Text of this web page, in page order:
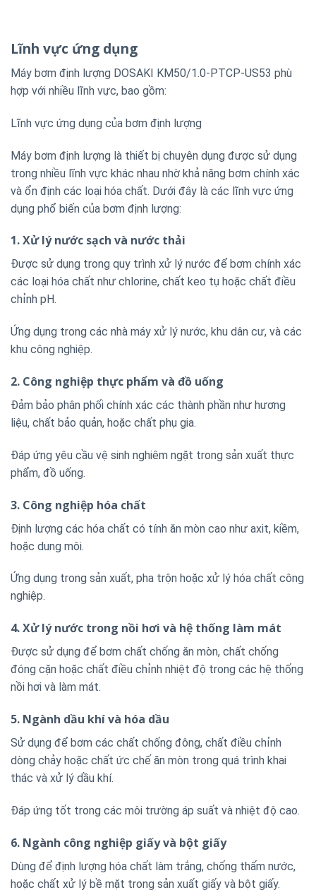
Lĩnh vực ứng dụng
Máy bơm định lượng DOSAKI KM50/1.0-PTCP-US53 phù
hợp với nhiều lĩnh vực, bao gồm:
Lĩnh vực ứng dụng của bơm định lượng
Máy bơm định lượng là thiết bị chuyên dụng được sử dụng
trong nhiều lĩnh vực khác nhau nhờ khả năng bơm chính xác
và ổn định các loại hóa chất. Dưới đây là các lĩnh vực ứng
dụng phổ biến của bơm định lượng:
1. Xử lý nước sạch và nước thải
Được sử dụng trong quy trình xử lý nước để bơm chính xác
các loại hóa chất như chlorine, chất keo tụ hoặc chất điều
chỉnh pH.
Ứng dụng trong các nhà máy xử lý nước, khu dân cư, và các
khu công nghiệp.
2. Công nghiệp thực phẩm và đồ uống
Đảm bảo phân phối chính xác các thành phần như hương
liệu, chất bảo quản, hoặc chất phụ gia.
Đáp ứng yêu cầu vệ sinh nghiêm ngặt trong sản xuất thực
phẩm, đồ uống.
3. Công nghiệp hóa chất
Định lượng các hóa chất có tính ăn mòn cao như axit, kiềm,
hoặc dung môi.
Ứng dụng trong sản xuất, pha trộn hoặc xử lý hóa chất công
nghiệp.
4. Xử lý nước trong nồi hơi và hệ thống làm mát
Được sử dụng để bơm chất chống ăn mòn, chất chống
đóng cặn hoặc chất điều chỉnh nhiệt độ trong các hệ thống
nồi hơi và làm mát.
5. Ngành dầu khí và hóa dầu
Sử dụng để bơm các chất chống đông, chất điều chỉnh
dòng chảy hoặc chất ức chế ăn mòn trong quá trình khai
thác và xử lý dầu khí.
Đáp ứng tốt trong các môi trường áp suất và nhiệt độ cao.
6. Ngành công nghiệp giấy và bột giấy
Dùng để định lượng hóa chất làm trắng, chống thấm nước,
hoặc chất xử lý bề mặt trong sản xuất giấy và bột giấy.